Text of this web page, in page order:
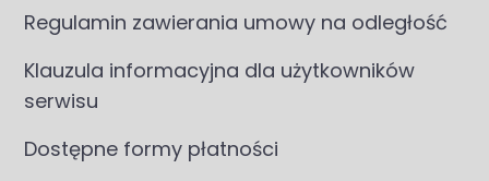
Regulamin zawierania umowy na odległość
Klauzula informacyjna dla użytkowników
serwisu
Dostępne formy płatności